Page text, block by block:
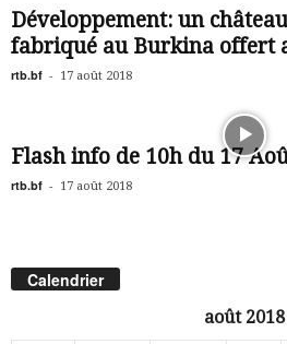
Développement: un
fabriqué au Burkina offert
rtb.bf - 17 août 2018
Flash info de 10h du 17
rtb.bf - 17 août 2018
Calendrier
août 2018